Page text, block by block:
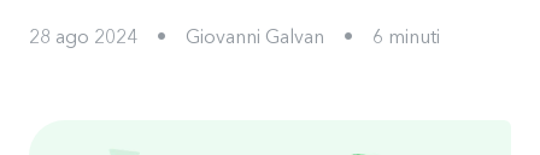
28 ago 2024 • Giovanni Galvan • 6 minuti